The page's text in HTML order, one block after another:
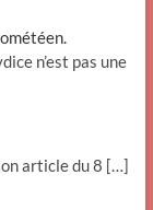
n’est pas une
article du 8 […]